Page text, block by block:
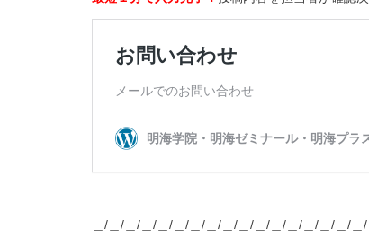
＿/＿/＿/＿/＿/＿/＿/＿/＿/＿/＿/＿/＿/＿/＿/＿/